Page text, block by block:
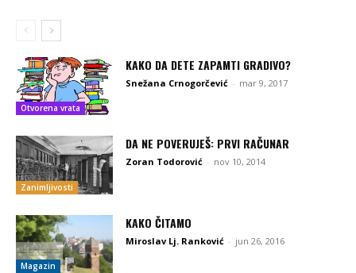
Otvorena vrata
KAKO DA DETE ZAPAMTI GRADIVO?
Snežana Crnogorčević - mar 9, 2017
Zanimljivosti
DA NE POVERUJEŠ: PRVI RAČUNAR
Zoran Todorović - nov 10, 2014
Magazin
KAKO ČITAMO
Miroslav Lj. Ranković - jun 26, 2016